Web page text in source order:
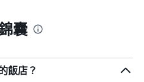
囊
飯店？